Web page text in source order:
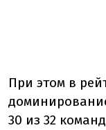
При этом в
30 из 32